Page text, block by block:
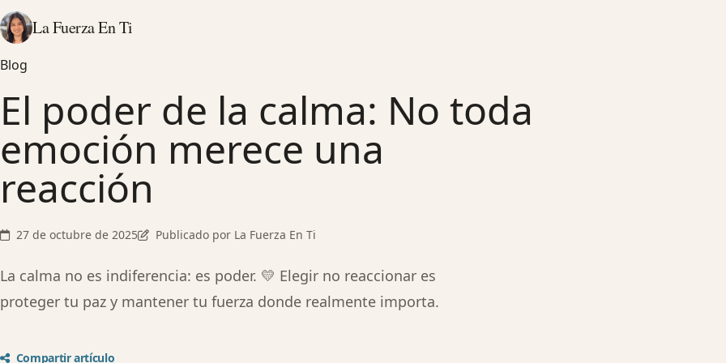
La Fuerza En Ti
Blog
El poder de la calma: No toda
emoción merece una
reacción
27 de octubre de 2025 Publicado por La Fuerza En Ti
La calma no es indiferencia: es poder. 💛 Elegir no reaccionar es
proteger tu paz y mantener tu fuerza donde realmente importa.
Compartir artículo